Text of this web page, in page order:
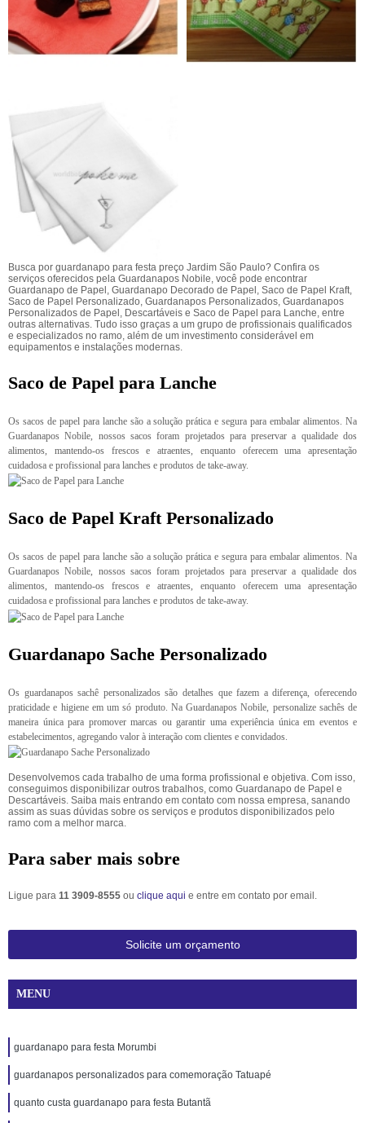
Busca por guardanapo para festa preço Jardim São Paulo? Confira os
serviços oferecidos pela Guardanapos Nobile, você pode encontrar
Guardanapo de Papel, Guardanapo Decorado de Papel, Saco de Papel Kraft,
Saco de Papel Personalizado, Guardanapos Personalizados, Guardanapos
Personalizados de Papel, Descartáveis e Saco de Papel para Lanche, entre
outras alternativas. Tudo isso graças a um grupo de profissionais qualificados
e especializados no ramo, além de um investimento considerável em
equipamentos e instalações modernas.
Saco de Papel para Lanche
Os sacos de papel para lanche são a solução prática e segura para embalar alimentos. Na
Guardanapos Nobile, nossos sacos foram projetados para preservar a qualidade dos
alimentos, mantendo-os frescos e atraentes, enquanto oferecem uma apresentação
cuidadosa e profissional para lanches e produtos de take-away.
Saco de Papel Kraft Personalizado
Os sacos de papel para lanche são a solução prática e segura para embalar alimentos. Na
Guardanapos Nobile, nossos sacos foram projetados para preservar a qualidade dos
alimentos, mantendo-os frescos e atraentes, enquanto oferecem uma apresentação
cuidadosa e profissional para lanches e produtos de take-away.
Guardanapo Sache Personalizado
Os guardanapos sachê personalizados são detalhes que fazem a diferença, oferecendo
praticidade e higiene em um só produto. Na Guardanapos Nobile, personalize sachês de
maneira única para promover marcas ou garantir uma experiência única em eventos e
estabelecimentos, agregando valor à interação com clientes e convidados.
Desenvolvemos cada trabalho de uma forma profissional e objetiva. Com isso,
conseguimos disponibilizar outros trabalhos, como Guardanapo de Papel e
Descartáveis. Saiba mais entrando em contato com nossa empresa, sanando
assim as suas dúvidas sobre os serviços e produtos disponibilizados pelo
ramo com a melhor marca.
Para saber mais sobre
Ligue para 11 3909-8555 ou clique aqui e entre em contato por email.
Solicite um orçamento
MENU
guardanapo para festa Morumbi
guardanapos personalizados para comemoração Tatuapé
quanto custa guardanapo para festa Butantã